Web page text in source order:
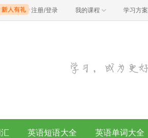
注册/登录 我的课程 学习方案
英语短语大全 英语单词大全